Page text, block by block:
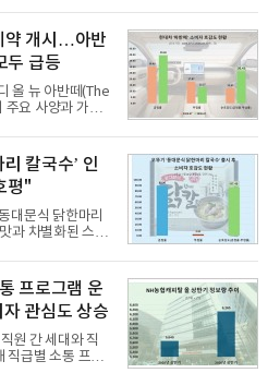
평판연구소(소장
41개 브랜드를
까지 수집된 소비
결과, 한국전력
을 기록하며 8월
된 빅데이터는 지
증가한 수치다.연
약 개시…아반
두 급등
올 뉴 아반떼(The
주요 사양과 가격
변경 모델로, ▲정
격적인 디자인 ▲
체 제원 ▲글로벌
동시에 높인 주
양 적용 등을 통해
을 세웠다.아반떼
가지 파워트레인
칼국수’ 인
평"
대문식 닭한마리
과 차별화된 스토
예상을 뛰어넘는
첫 선을 보인 지
돌파하는 성과를
전국의 닭한마리
육수 비율을 완성
닭육수에 마늘의
배어들면서도 쫄
프로그램 운
관심도 상승
원 간 세대와 직
직급별 소통 프로